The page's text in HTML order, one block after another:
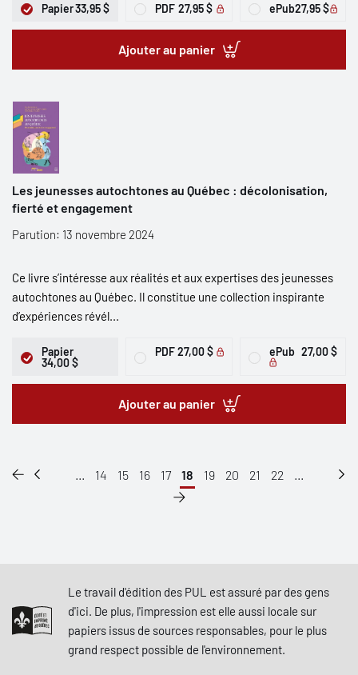
Papier33,95 $ PDF 27,95 $ ePub27,95 $
Ajouter au panier
Les jeunesses autochtones au Québec : décolonisation,
fierté et engagement
Parution: 13 novembre 2024
Ce livre s’intéresse aux réalités et aux expertises des jeunesses
autochtones au Québec. Il constitue une collection inspirante
d’expériences révél...
Papier
34,00 $
PDF 27,00 $ ePub 27,00 $
Ajouter au panier
... 14 15 16 17 18 19 20 21 22 ...
Le travail d'édition des PUL est assuré par des gens
d'ici. De plus, l'impression est elle aussi locale sur
papiers issus de sources responsables, pour le plus
grand respect possible de l'environnement.